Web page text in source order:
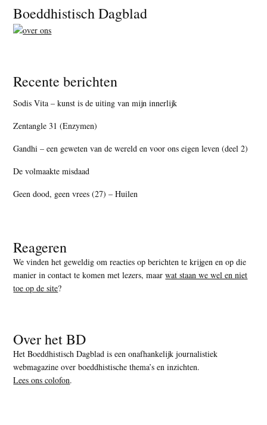
Footer
Boeddhistisch Dagblad
Recente berichten
Sodis Vita – kunst is de uiting van mijn innerlijk
Zentangle 31 (Enzymen)
Gandhi – een geweten van de wereld en voor ons eigen leven (deel 2)
De volmaakte misdaad
Geen dood, geen vrees (27) – Huilen
Reageren
We vinden het geweldig om reacties op berichten te krijgen en op die
manier in contact te komen met lezers, maarwat staan we wel en niet
toe op de site?
Over het BD
Het Boeddhistisch Dagblad is een onafhankelijk journalistiek
webmagazine over boeddhistische thema’s en inzichten.
Lees ons colofon.